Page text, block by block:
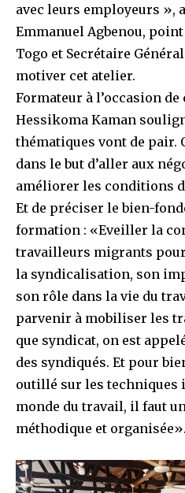
avec leurs employeurs »,
Emmanuel Agbenou, point
Togo et Secrétaire
motiver cet atelier.
Formateur à l’occasion
Hessikoma Kaman
thématiques vont de pair.
dans le but d’aller aux
améliorer les conditions
Et de préciser le bien-
formation : «Eveiller la
travailleurs migrants pour
la syndicalisation, son
son rôle dans la vie du
parvenir à mobiliser les
que syndicat, on est
des syndiqués. Et pour
outillé sur les techniques
monde du travail, il faut
méthodique et organisée».